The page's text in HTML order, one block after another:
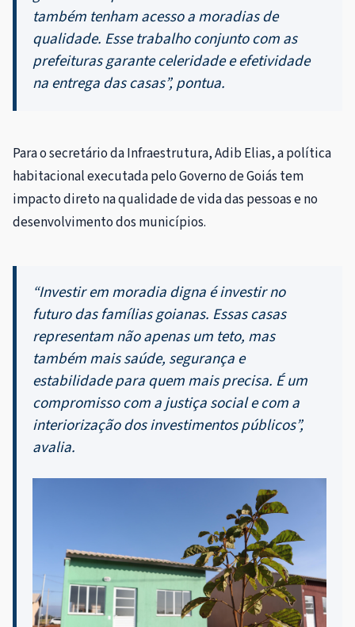
também tenham acesso a moradias de
qualidade. Esse trabalho conjunto com as
prefeituras garante celeridade e efetividade
na entrega das casas”, pontua.
Para o secretário da Infraestrutura, Adib Elias, a política
habitacional executada pelo Governo de Goiás tem
impacto direto na qualidade de vida das pessoas e no
desenvolvimento dos municípios.
“Investir em moradia digna é investir no
futuro das famílias goianas. Essas casas
representam não apenas um teto, mas
também mais saúde, segurança e
estabilidade para quem mais precisa. É um
compromisso com a justiça social e com a
interiorização dos investimentos públicos”,
avalia.